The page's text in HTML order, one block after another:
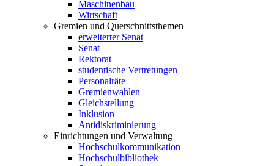
Maschinenbau
Wirtschaft
Gremien und Querschnittsthemen
erweiterter Senat
Senat
Rektorat
studentische Vertretungen
Personalräte
Gremienwahlen
Gleichstellung
Inklusion
Antidiskriminierung
Einrichtungen und Verwaltung
Hochschulkommunikation
Hochschulbibliothek